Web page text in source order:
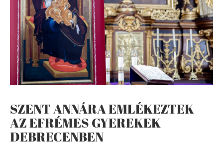
SZENT ANNÁRA EMLÉKEZTEK
AZ EFRÉMES GYEREKEK
DEBRECENBEN